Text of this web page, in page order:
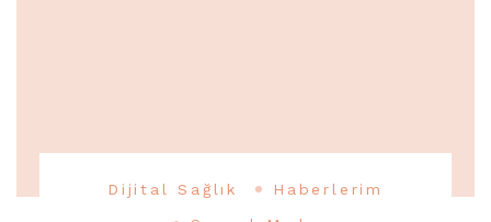
Dijital Sağlık
Haberlerim